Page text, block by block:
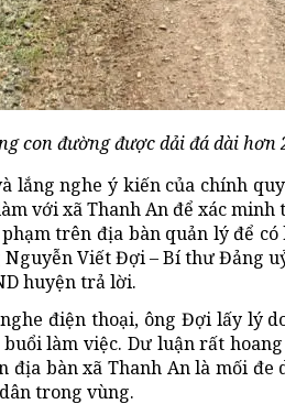
con đường được dải đá dài hơn
lắng nghe ý kiến của chính
với xã Thanh An để xác
trên địa bàn quản lý để
Viết Đợi – Bí thư Đảng
huyện trả lời.
điện thoại, ông Đợi lấy lý
làm việc. Dư luận rất
địa bàn xã Thanh An là mối
trong vùng.